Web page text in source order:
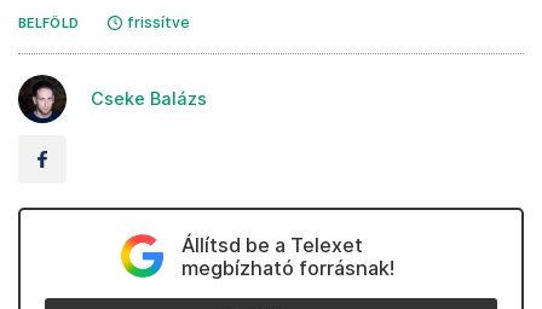
BELFÖLD frissítve
Cseke Balázs
Állítsd be a Telexet
megbízható forrásnak!